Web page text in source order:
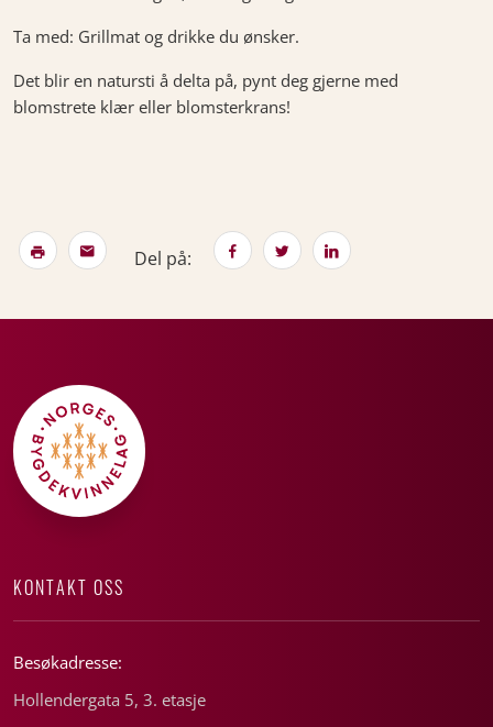
Ta med: Grillmat og drikke du ønsker.
Det blir en natursti å delta på, pynt deg gjerne med
blomstrete klær eller blomsterkrans!
Del på:
KONTAKT OSS
Besøkadresse:
Hollendergata 5, 3. etasje